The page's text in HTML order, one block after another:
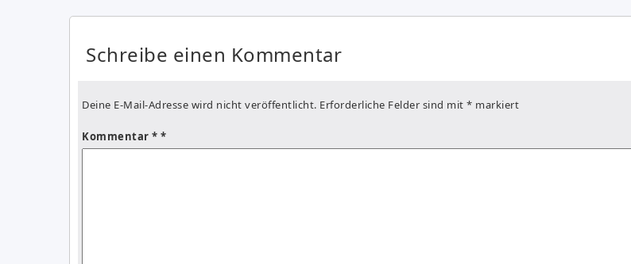
Schreibe einen Kommentar
Deine E-Mail-Adresse wird nicht veröffentlicht. Erforderliche Felder sind mit * markiert
Kommentar *